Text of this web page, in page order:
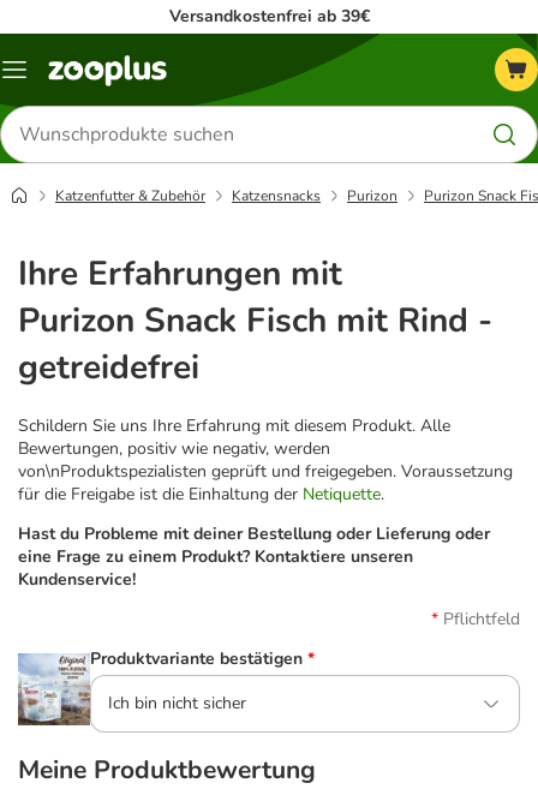
Versandkostenfrei ab 39€
Menü
Produkte
suchen
Katzenfutter & Zubehör Katzensnacks Purizon Purizon Snack
Ihre Erfahrungen mit
Purizon Snack Fisch mit Rind -
getreidefrei
Schildern Sie uns Ihre Erfahrung mit diesem Produkt. Alle
Bewertungen, positiv wie negativ, werden
von\nProduktspezialisten geprüft und freigegeben. Voraussetzung
für die Freigabe ist die Einhaltung der Netiquette.
Hast du Probleme mit deiner Bestellung oder Lieferung oder
eine Frage zu einem Produkt? Kontaktiere unseren
Kundenservice!
Pflichtfeld
Produktvariante bestätigen *
Ich bin nicht sicher
Meine Produktbewertung